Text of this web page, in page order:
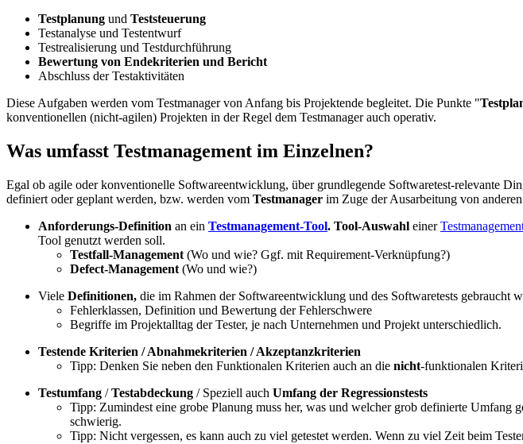
Testplanung und Teststeuerung
Testanalyse und Testentwurf
Testrealisierung und Testdurchführung
Bewertung von Endekriterien und Bericht
Abschluss der Testaktivitäten
Diese Aufgaben werden vom Testmanager von Anfang bis Projektende begleitet. Die Punkte "
konventionellen (nicht-agilen) Projekten in der Regel dem Testmanager auch operativ.
Was umfasst Testmanagement im Einzelnen?
Egal ob agile oder konventionelle Softwareentwicklung, über grundlegende Softwaretest-relevante
definiert oder geplant werden, bzw. werden vom Testmanager im Zuge der Ausarbeitung von
Anforderungs-Definition an ein Testmanagement-Tool. Tool-Auswahl einer
Tool genutzt werden soll.
Testfall-Management (Wo und wie? Ggf. mit Requirement-Verknüpfung?)
Defect-Management (Wo und wie?)
Viele Definitionen, die im Rahmen der Softwareentwicklung und des Softwaretests gebraucht
Fehlerklassen, Definition und Bewertung der Fehlerschwere
Begriffe im Projektalltag der Tester, je nach Unternehmen und Projekt unterschiedlich.
Testende Kriterien / Abnahmekriterien / Akzeptanzkriterien
Tipp: Denken Sie neben den Funktionalen Kriterien auch an die nicht-funktionalen
Testumfang /Testabdeckung / Speziell auch Umfang der Regressionstests
Tipp: Zumindest eine grobe Planung muss her, was und welcher grob definierte Umfang
schwierig.
Tipp: Nicht vergessen, es kann auch zu viel getestet werden. Wenn zu viel Zeit beim